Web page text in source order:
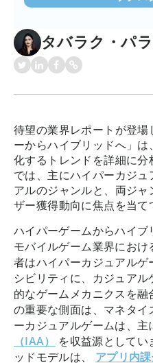
を
入
力
(必
須)
タバラク・パ
待望の業界レポートが登
ーからハイブリッドへ」
化するトレンドを詳細に分
では、主にハイパーカジ
アルのジャンルと、両ジ
ザー獲得動向に焦点を当て
ハイパーゲームからハイブ
モバイルゲーム業界にお
者はハイパーカジュアル
シビリティに、カジュア
的なゲームメカニクスを
の重要な側面は、マネタ
ーカジュアルゲームは、
（IAA）
を収益源としてい
ッドモデルは、 アプリ内